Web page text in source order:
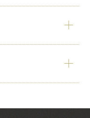
感がございます。
す。詳細はお問い合わ